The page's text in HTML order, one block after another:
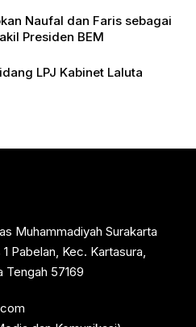
Naufal dan Faris sebagai
Presiden BEM
LPJ Kabinet Laluta
Muhammadiyah Surakarta
Pabelan, Kec. Kartasura,
Tengah 57169